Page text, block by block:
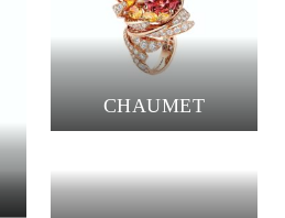
CHAUMET